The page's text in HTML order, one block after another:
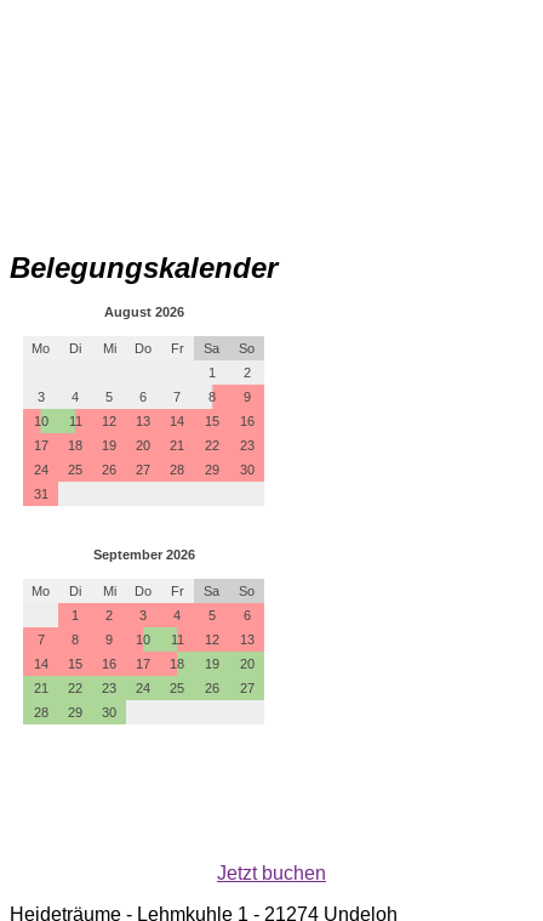
Belegungskalender
Jetzt buchen
Heideträume - Lehmkuhle 1 - 21274 Undeloh